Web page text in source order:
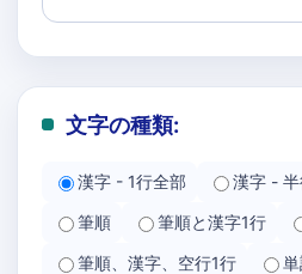
文字の種類:
漢字 - 1行全部 漢字 -
筆順
筆順と漢字1行
筆順、漢字、空行1行